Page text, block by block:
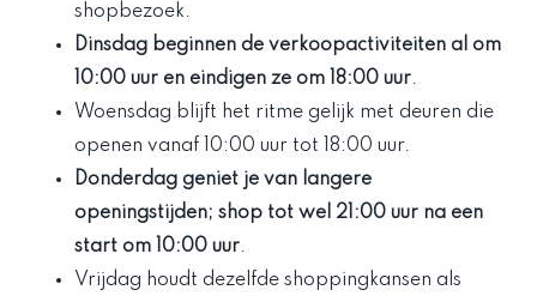
shopbezoek.
Dinsdag beginnen de verkoopactiviteiten al om
10:00 uur en eindigen ze om 18:00 uur.
Woensdag blijft het ritme gelijk met deuren die
openen vanaf 10:00 uur tot 18:00 uur.
Donderdag geniet je van langere
openingstijden; shop tot wel 21:00 uur na een
start om 10:00 uur.
Vrijdag houdt dezelfde shoppingkansen als